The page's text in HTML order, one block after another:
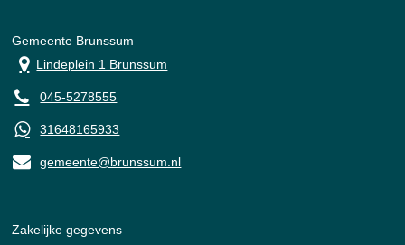
Gemeente Brunssum
Lindeplein 1 Brunssum
045-5278555
31648165933
gemeente@brunssum.nl
Zakelijke gegevens